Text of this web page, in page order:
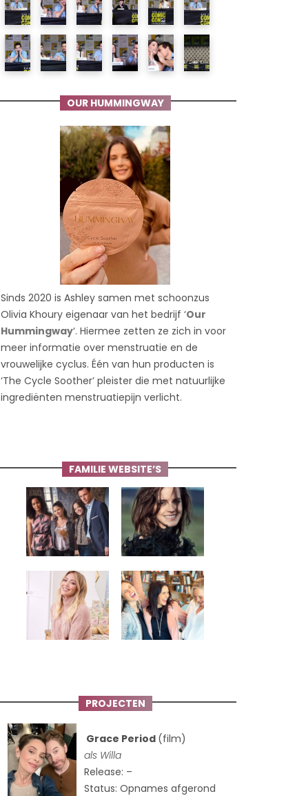
OUR HUMMINGWAY
Sinds 2020 is Ashley samen met schoonzus
Olivia Khoury eigenaar van het bedrijf ‘Our
Hummingway‘. Hiermee zetten ze zich in voor
meer informatie over menstruatie en de
vrouwelijke cyclus. Één van hun producten is
‘The Cycle Soother’ pleister die met natuurlijke
ingrediënten menstruatiepijn verlicht.
FAMILIE WEBSITE’S
PROJECTEN
Grace Period (film)
als Willa
Release: –
Status: Opnames afgerond